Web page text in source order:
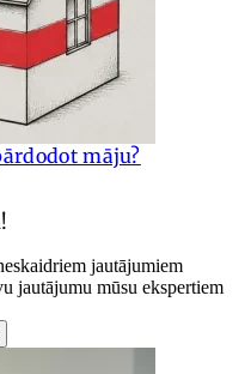
māju?
jautājumiem
jautājumu mūsu ekspertiem